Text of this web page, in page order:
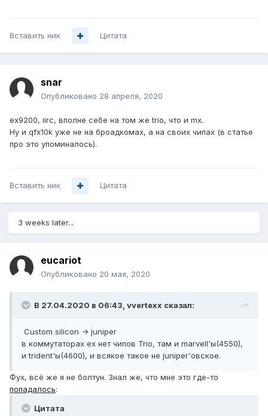
Вставить ник Цитата
snar
Опубликовано 28 апреля, 2020
ex9200, iirc, вполне себе на том же trio, что и mx.
Ну и qfx10k уже не на броадкомах, а на своих чипах (в статье
про это упоминалось).
Вставить ник Цитата
3 weeks later...
eucariot
Опубликовано 20 мая, 2020
В 27.04.2020 в 06:43, vvertexx сказал:
Custom silicon -> juniper
в коммутаторах ex нет чипов Trio, там и marvell'ы(4550),
и trident'ы(4600), и всякое такое не juniper'овское.
Фух, всё же я не болтун. Знал же, что мне это где-то
попадалось:
Цитата